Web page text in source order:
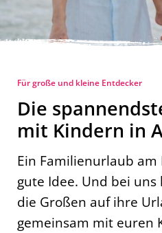
Für große und kleine Entdecker
Die
mit Kindern in
Ein Familienurlaub
gute Idee. Und bei
die Großen auf ihre
gemeinsam mit euren